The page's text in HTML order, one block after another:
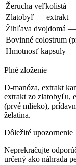
Žerucha veľkolistá
Zlatobyľ — extrakt
Žihľava dvojdomá
Bovinné colostrum
Hmotnosť kapsuly
Plné zloženie
D-manóza, extrakt
extrakt zo zlatobyľu,
(prvé mlieko),
želatina.
Dôležité upozornenie
Neprekračujte
určený ako náhrada